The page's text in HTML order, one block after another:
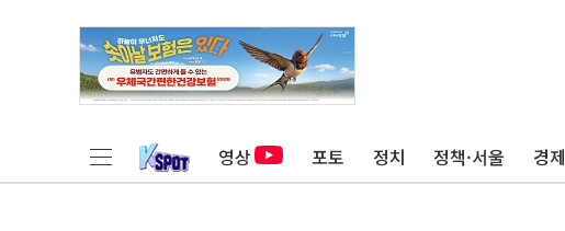
영상 포토 정치 정책·서울 경제